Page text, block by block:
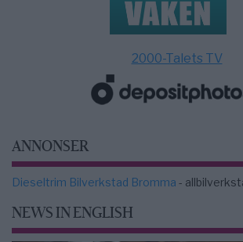
2000-Talets TV
ANNONSER
Dieseltrim Bilverkstad Bromma -
NEWS IN ENGLISH